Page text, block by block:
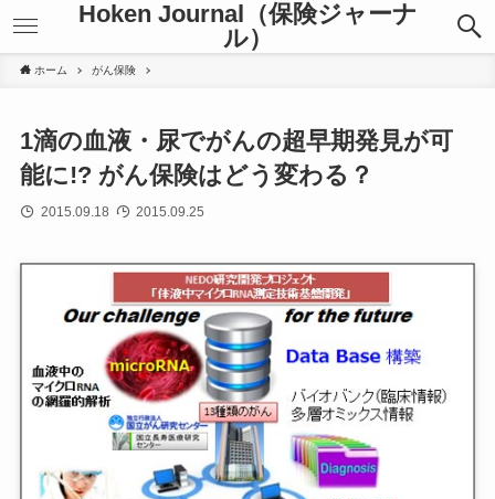
Hoken Journal（保険ジャーナ
ル）
ホーム がん保険
1滴の血液・尿でがんの超早期発見が可
能に!? がん保険はどう変わる？
2015.09.18 2015.09.25